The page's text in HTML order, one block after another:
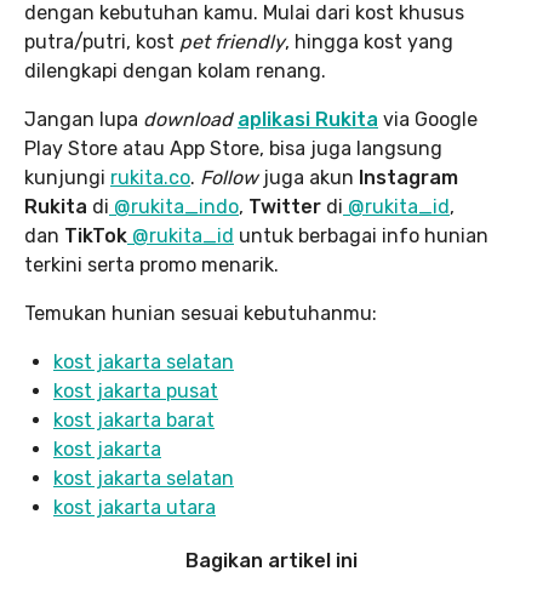
dengan kebutuhan kamu. Mulai dari kost khusus
putra/putri, kost pet friendly, hingga kost yang
dilengkapi dengan kolam renang.
Jangan lupa download aplikasi Rukita via Google
Play Store atau App Store, bisa juga langsung
kunjungi rukita.co. Followjuga akun Instagram
Rukita di @rukita_indo, Twitter di @rukita_id ,
dan TikTok @rukita_id untuk berbagai info hunian
terkini serta promo menarik.
Temukan hunian sesuai kebutuhanmu:
kost jakarta selatan
kost jakarta pusat
kost jakarta barat
kost jakarta
kost jakarta selatan
kost jakarta utara
Bagikan artikel ini